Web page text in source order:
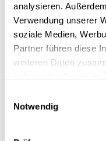
analysieren.
Verwendung unserer
soziale Medien,
Partner führen diese
weiteren Daten
Notwendig
Für
Forschung in
Esther Breithoff,